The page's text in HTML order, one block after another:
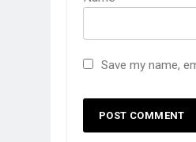
Save my name,